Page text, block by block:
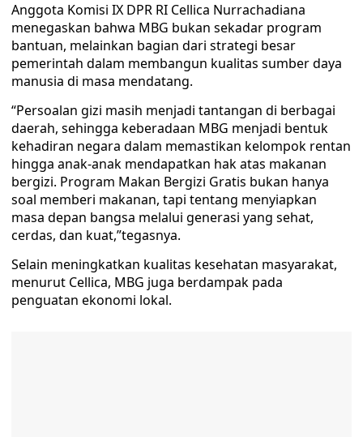
Anggota Komisi IX DPR RI Cellica Nurrachadiana
menegaskan bahwa MBG bukan sekadar program
bantuan, melainkan bagian dari strategi besar
pemerintah dalam membangun kualitas sumber daya
manusia di masa mendatang.
“Persoalan gizi masih menjadi tantangan di berbagai
daerah, sehingga keberadaan MBG menjadi bentuk
kehadiran negara dalam memastikan kelompok rentan
hingga anak-anak mendapatkan hak atas makanan
bergizi. Program Makan Bergizi Gratis bukan hanya
soal memberi makanan, tapi tentang menyiapkan
masa depan bangsa melalui generasi yang sehat,
cerdas, dan kuat,”tegasnya.
Selain meningkatkan kualitas kesehatan masyarakat,
menurut Cellica, MBG juga berdampak pada
penguatan ekonomi lokal.